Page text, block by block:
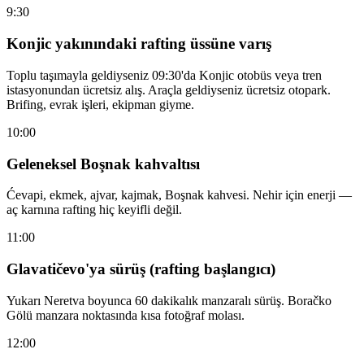
9:30
Konjic yakınındaki rafting üssüne varış
Toplu taşımayla geldiyseniz 09:30'da Konjic otobüs veya tren
istasyonundan ücretsiz alış. Araçla geldiyseniz ücretsiz otopark.
Brifing, evrak işleri, ekipman giyme.
10:00
Geleneksel Boşnak kahvaltısı
Ćevapi, ekmek, ajvar, kajmak, Boşnak kahvesi. Nehir için enerji —
aç karnına rafting hiç keyifli değil.
11:00
Glavatičevo'ya sürüş (rafting başlangıcı)
Yukarı Neretva boyunca 60 dakikalık manzaralı sürüş. Boračko
Gölü manzara noktasında kısa fotoğraf molası.
12:00